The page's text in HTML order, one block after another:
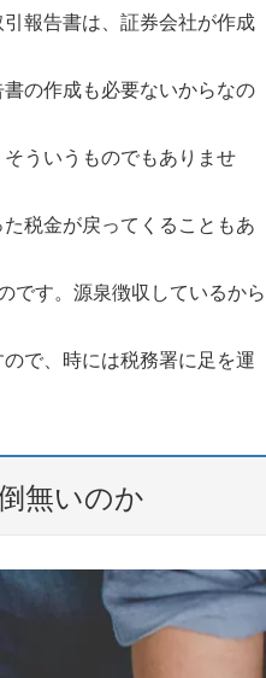
報告書は、証券会社が作成
の作成も必要ないからなの
ういうものでもありませ
税金が戻ってくることもあ
です。源泉徴収しているから
で、時には税務署に足を運
無いのか